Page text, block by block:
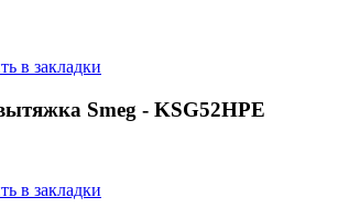
в закладки
Smeg - KSG52HPE
в закладки